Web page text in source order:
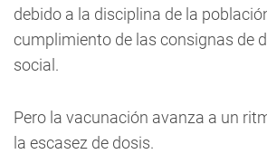
debido a la disciplina de la
cumplimiento de las consignas de
social.
Pero la vacunación avanza a un
la escasez de dosis.